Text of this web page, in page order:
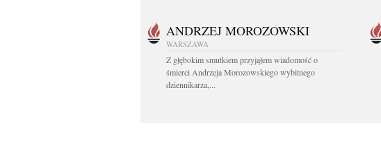
ANDRZEJ MOROZOWSKI
WARSZAWA
Z głębokim smutkiem przyjąłem wiadomość o
śmierci Andrzeja Morozowskiego wybitnego
dziennikarza,...